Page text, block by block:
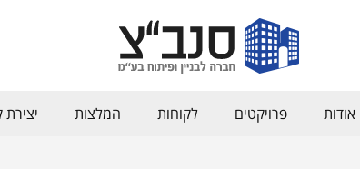
אודות פרויקטים לקוחות המלצות